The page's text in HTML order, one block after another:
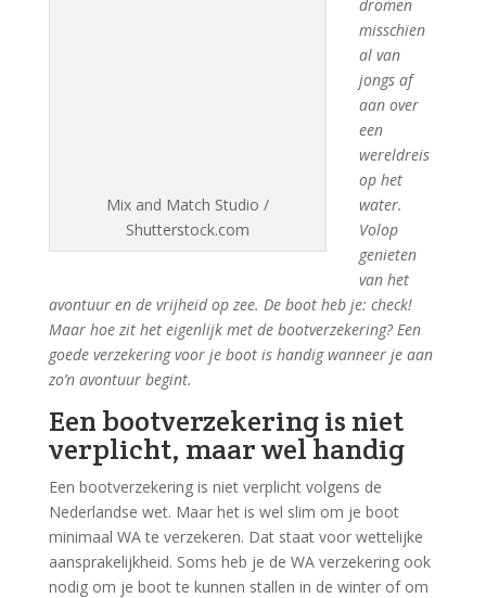
Mix and Match Studio /
Shutterstock.com
dromen
misschien
al van
jongs af
aan over
een
wereldreis
op het
water.
Volop
genieten
van het
avontuur en de vrijheid op zee. De boot heb je: check!
Maar hoe zit het eigenlijk met de bootverzekering? Een
goede verzekering voor je boot is handig wanneer je aan
zo’n avontuur begint.
Een bootverzekering is niet
verplicht, maar wel handig
Een bootverzekering is niet verplicht volgens de
Nederlandse wet. Maar het is wel slim om je boot
minimaal WA te verzekeren. Dat staat voor wettelijke
aansprakelijkheid. Soms heb je de WA verzekering ook
nodig om je boot te kunnen stallen in de winter of om